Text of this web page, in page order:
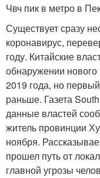
Чвч пик в метро в
Существует сразу
коронавирус,
году. Китайские
обнаружении
2019 года, но
раньше. Газета
данные властей
житель провинции
ноября.
прошел путь от
главной угрозы